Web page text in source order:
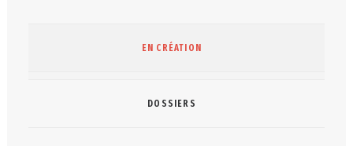
EN CRÉATION
DOSSIERS